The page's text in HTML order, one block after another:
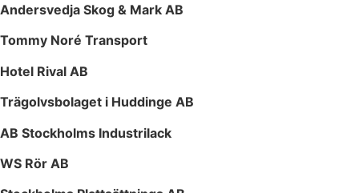
Andersvedja Skog & Mark AB
Tommy Noré Transport
Hotel Rival AB
Trägolvsbolaget i Huddinge AB
AB Stockholms Industrilack
WS Rör AB